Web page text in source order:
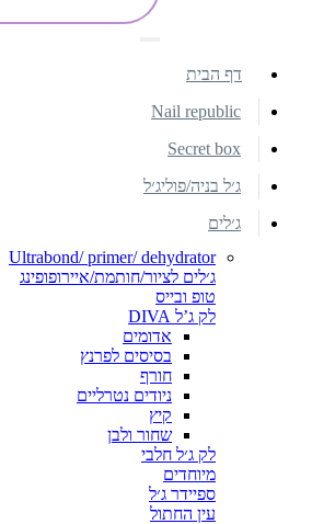
דף הבית
Nail republic
Secret box
ג׳ל בניה/פוליג׳ל
ג׳לים
Ultrabond/ primer/ dehydrator
ג׳לים לציור/חותמת/איירופופינג
טופ ובייס
לק ג’ל DIVA
אדומים
בסיסים לפרנץ
חורף
ניודים נטרליים
קיץ
שחור ולבן
לק ג׳ל חלבי
מיוחדים
ספיידר ג׳ל
עין החתול